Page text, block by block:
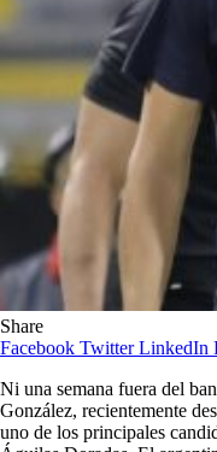
Share
Facebook Twitter LinkedIn
Ni una semana fuera del
González, recientemente
uno de los principales